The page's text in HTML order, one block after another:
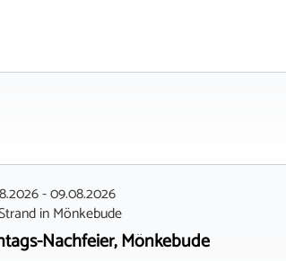
-09.08.2026
inMönkebude
Nachfeier, Mönkebude